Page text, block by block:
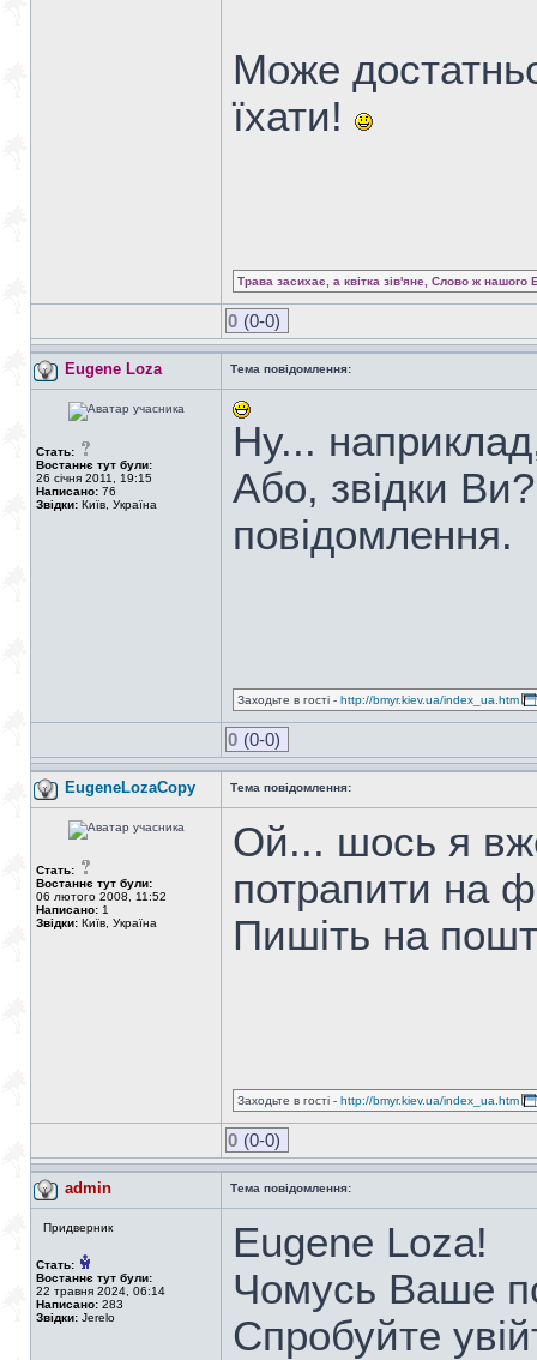
Може
їхати!
Трава засихає, а квітка зів'яне, Слово ж нашого
0 (0-0)
Eugene Loza Тема повідомлення:
Стать:
Востаннє тут були:
26 січня 2011, 19:15
Написано: 76
Звідки: Київ, Україна
Ну...
Або, звідки
повідомлення.
Заходьте в гості - http://bmyr.kiev.ua/index_ua.htm
0 (0-0)
EugeneLozaCopy Тема повідомлення:
Стать:
Востаннє тут були:
06 лютого 2008, 11:52
Написано: 1
Звідки: Київ, Україна
Ой... шось я
потрапити на
Пишіть на
Заходьте в гості - http://bmyr.kiev.ua/index_ua.htm
0 (0-0)
admin Тема повідомлення:
Придверник
Стать:
Востаннє тут були:
22 травня 2024, 06:14
Написано: 283
Звідки: Jerelo
Eugene Loza!
Чомусь Ваше
Спробуйте